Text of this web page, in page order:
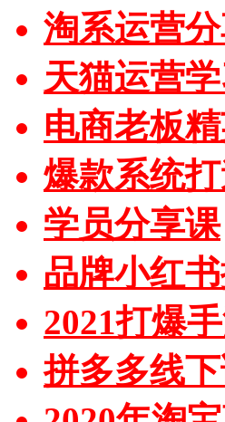
淘系运营
天猫运营
电商老板
爆款系统
学员分享课
品牌小红
2021打爆
拼多多线